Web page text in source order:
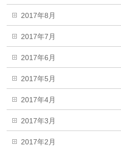
2017年8月
2017年7月
2017年6月
2017年5月
2017年4月
2017年3月
2017年2月